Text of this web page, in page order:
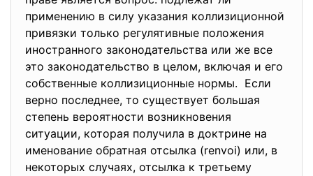
применению в силу указания коллизиционной
привязки только регулятивные положения
иностранного законодательства или же все
это законодательство в целом, включая и его
собственные коллизиционные нормы. Если
верно последнее, то существует большая
степень вероятности возникновения
ситуации, которая получила в доктрине на
именование обратная отсылка (renvoi) или, в
некоторых случаях, отсылка к третьему